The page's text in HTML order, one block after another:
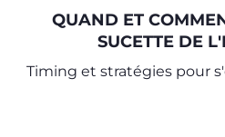
QUAND ET
SUCETTE DE
Timing et stratégies pour